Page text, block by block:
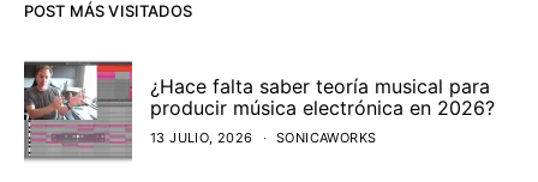
POST MÁS VISITADOS
¿Hace falta saber teoría musical para
producir música electrónica en 2026?
13 JULIO, 2026 SONICAWORKS